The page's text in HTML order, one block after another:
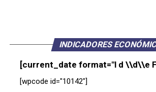
INDICADORES
[current_date format="l d \\d\\e
[wpcode id="10142"]